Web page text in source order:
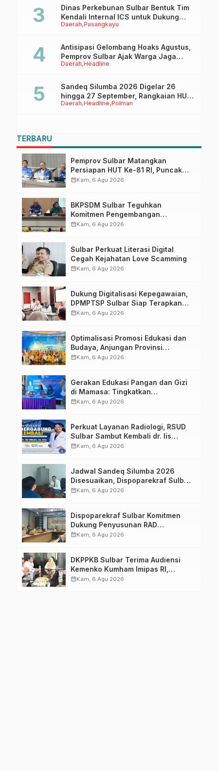
Daerah Pasangkayu
Dinas Perkebunan Sulbar Bentuk Tim
Kendali Internal ICS untuk Dukung
Sertifikasi ISPO Pekebun di
Daerah Headline
Antisipasi Gelombang Hoaks Agustus,
Pemprov Sulbar Ajak Warga Jaga
Ruang Digital
Daerah Headline Polman
Sandeq Silumba 2026 Digelar 26
hingga 27 September, Rangkaian HUT
Sulbar
TERBARU
Pemprov Sulbar Matangkan
Persiapan HUT Ke-81 RI, Puncak
Upacara di Lapangan Ahmad
calendar_monthKam, 6 Agu 2026
BKPSDM Sulbar Teguhkan
Komitmen Pengembangan
Kompetensi ASN melalui
calendar_monthKam, 6 Agu 2026
Sulbar Perkuat Literasi Digital
Cegah Kejahatan Love Scamming
calendar_monthKam, 6 Agu 2026
Dukung Digitalisasi Kepegawaian,
DPMPTSP Sulbar Siap Terapkan
Aplikasi FLEKSI ASN
calendar_monthKam, 6 Agu 2026
Optimalisasi Promosi Edukasi dan
Budaya, Anjungan Provinsi
Sulawesi Barat Perkuat Kolaborasi
calendar_monthKam, 6 Agu 2026
Gerakan Edukasi Pangan dan Gizi
di Mamasa: Tingkatkan
Pengetahuan dan Keterampilan
calendar_monthKam, 6 Agu 2026
Perkuat Layanan Radiologi, RSUD
Sulbar Sambut Kembali dr. Iis
Imelda, Sp.Rad
calendar_monthKam, 6 Agu 2026
Jadwal Sandeq Silumba 2026
Disesuaikan, Dispoparekraf Sulbar
Pastikan Persiapan Tetap
calendar_monthKam, 6 Agu 2026
Dispoparekraf Sulbar Komitmen
Dukung Penyusunan RAD
TPB/SDGs Sulawesi Barat
calendar_monthKam, 6 Agu 2026
DKPPKB Sulbar Terima Audiensi
Kemenko Kumham Imipas RI,
Perkuat Pelayanan Kesehatan bagi
calendar_monthKam, 6 Agu 2026